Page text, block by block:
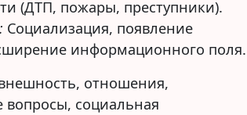
(ДТП, пожары, преступники).
Социализация, появление
информационного поля.
отношения,
вопросы, социальная